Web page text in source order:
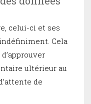
celui-ci et ses
Cela
ultérieur au
de